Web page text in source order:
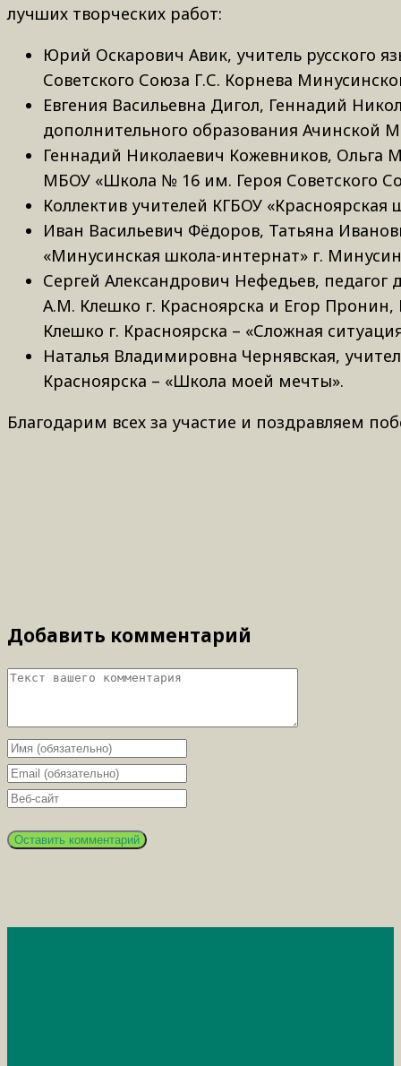
лучших творческих работ:
Юрий Оскарович Авик, учитель русского
Советского Союза Г.С. Корнева
Евгения Васильевна Дигол, Геннадий
дополнительного образования Ачинской
Геннадий Николаевич Кожевников, Ольга
МБОУ «Школа № 16 им. Героя Советского
Коллектив учителей КГБОУ «Красноярская
Иван Васильевич Фёдоров, Татьяна
«Минусинская школа-интернат» г.
Сергей Александрович Нефедьев,
А.М. Клешко г. Красноярска и Егор
Клешко г. Красноярска – «Сложная
Наталья Владимировна Чернявская,
Красноярска – «Школа моей мечты».
Благодарим всех за участие и поздравляем
Добавить комментарий